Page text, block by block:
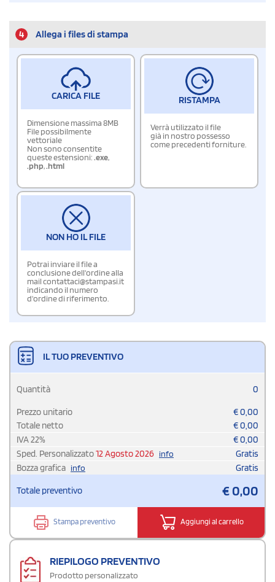
4 Allega i files di stampa
CARICA FILE
Dimensione massima 8MB
File possibilmente
vettoriale
Non sono consentite
queste estensioni:.exe,
.php,.html
RISTAMPA
Verrà utilizzato il file
già in nostro possesso
come precedenti forniture.
NON HO IL FILE
Potrai inviare il file a
conclusione dell'ordine alla
mail contattaci@stampasi.it
indicando il numero
d'ordine di riferimento.
IL TUO PREVENTIVO
Quantità 0
Prezzo unitario €0,00
Totale netto
€0,00
IVA22% €0,00
Sped. Personalizzato12 Agosto 2026 info
Gratis
Bozza grafica info Gratis
Totale preventivo €0,00
Stampa preventivo Aggiungi al carrello
RIEPILOGO PREVENTIVO
Prodotto personalizzato